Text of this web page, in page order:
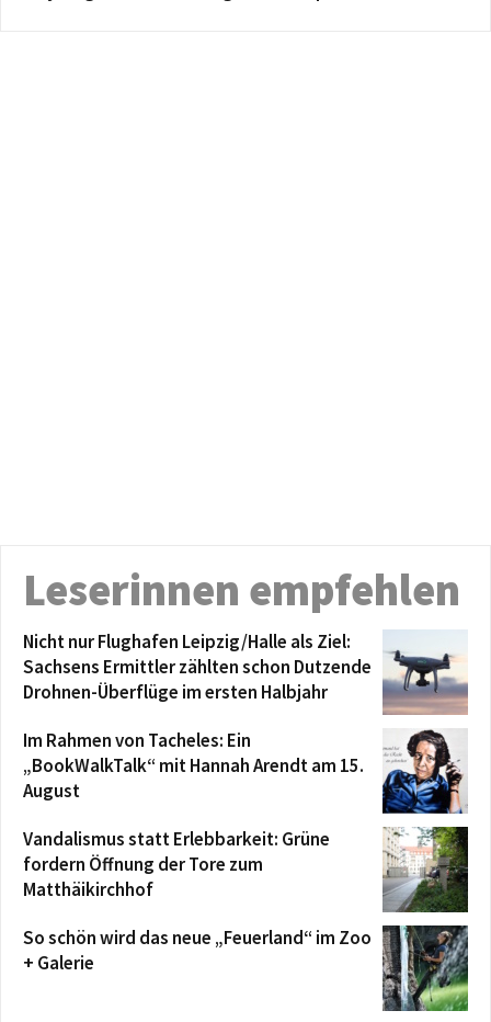
Leserinnen empfehlen
Nicht nur Flughafen Leipzig/Halle als Ziel:
Sachsens Ermittler zählten schon Dutzende
Drohnen-Überflüge im ersten Halbjahr
Im Rahmen von Tacheles: Ein
„BookWalkTalk“ mit Hannah Arendt am 15.
August
Vandalismus statt Erlebbarkeit: Grüne
fordern Öffnung der Tore zum
Matthäikirchhof
So schön wird das neue „Feuerland“ im Zoo
+ Galerie